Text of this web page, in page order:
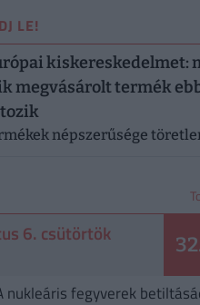
LE!
kiskereskedelmet:
megvásárolt termék
népszerűsége
6. csütörtök
nukleáris fegyverek